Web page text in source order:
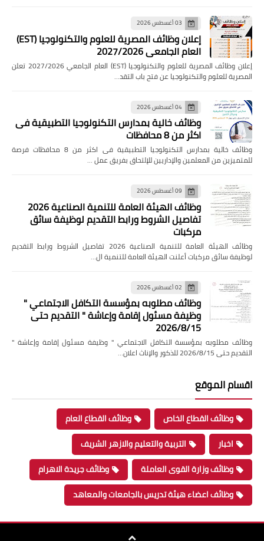
03 أغسطس 2026
إعلان وظائف المصرية للعلوم والتكنولوجيا (EST)
العام الجامعي 2027/2026
إعلان وظائف المصرية للعلوم والتكنولوجيا (EST) العام الجامعي 2027/2026 تعلن
المصرية للعلوم والتكنولوجيا عن فتح باب التقد…
04 أغسطس 2026
وظائف خالية بمدارس التكنولوجيا التطبيقية فى
اكثر من 8 محافظات
وظائف خالية بمدارس التكنولوجيا التطبيقية فى اكثر من 8 محافظات فرصة
للمتميزين من المعلمين والإداريين للإلتحاق بفريق عمل …
09 أغسطس 2026
وظائف الهيئة العامة للتنمية الصناعية 2026
تفاصيل الشروط ورابط التقديم لوظيفة سائق
مركبات
وظائف الهيئة العامة للتنمية الصناعية 2026 تفاصيل الشروط ورابط التقديم
لوظيفة سائق مركبات أعلنت الهيئة العامة للتنمية ال…
02 أغسطس 2026
وظائف مطلوبه بمؤسسة التكافل الاجتماعي "
وظيفة مسئول إقامة وإعاشة " التقديم حتى
2026/8/15
وظائف مطلوبه بمؤسسة التكافل الاجتماعي " وظيفة مسئول إقامة وإعاشة "
التقديم حتى 2026/8/15 للذكور والإناث اعلان…
اقسام الموقع
وظائف القطاع الخاص
وظائف القطاع العام
اخبار
التربية والتعليم والازهر الشريف
وظائف وزارة القوى العاملة
وظائف جريدة الاهرام
وظائف اعضاء هيئة تدريس بالجامعات والمعاهد